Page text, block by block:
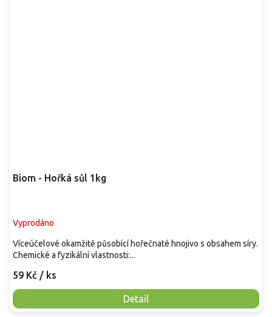
Biom - Hořká sůl 1kg
Vyprodáno
59 Kč / ks
Detail
Víceúčelové okamžitě působící hořečnaté hnojivo s obsahem síry.
Chemické a fyzikální vlastnosti:...